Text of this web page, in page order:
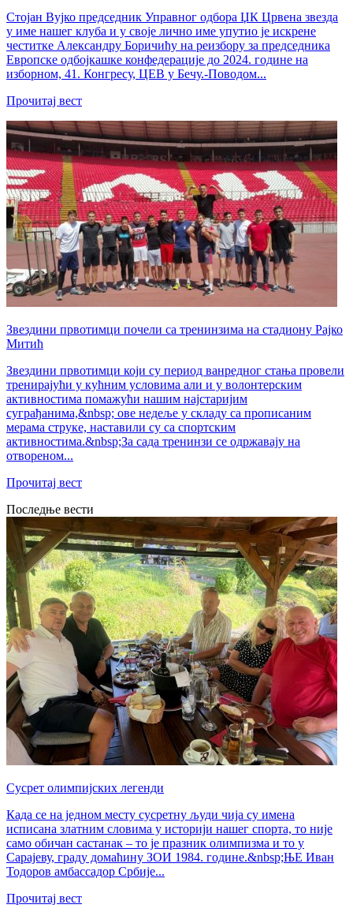
Стојан Вујко председник Управног одбора ЏК Црвена звезда
у име нашег клуба и у своје лично име упутио је искрене
честитке Александру Боричићу на реизбору за председника
Европске одбојкашке конфедерације до 2024. године на
изборном, 41. Конгресу, ЦЕВ у Бечу.-Поводом...
Прочитај вест
Звездини првотимци почели са тренинзима на стадиону Рајко
Митић
Звездини првотимци који су период ванредног стања провели
тренирајући у кућним условима али и у волонтерским
активностима помажући нашим најстаријим
суграђанима,&nbsp; ове недеље у складу са прописаним
мерама струке, наставили су са спортским
активностима.&nbsp;За сада тренинзи се одржавају на
отвореном...
Прочитај вест
Последње вести
Сусрет олимпијских легенди
Када се на једном месту сусретну људи чија су имена
исписана златним словима у историји нашег спорта, то није
само обичан састанак – то је празник олимпизма и то у
Сарајеву, граду домаћину ЗОИ 1984. године.&nbsp;ЊЕ Иван
Тодоров амбассадор Србије...
Прочитај вест